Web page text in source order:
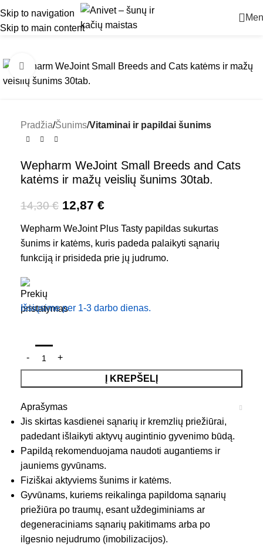
Skip to navigation
Skip to main content
Padidinti
Pradžia Šunims Vitaminai ir papildai šunims
Wepharm WeJoint Small Breeds and Cats
katėms ir mažų veislių šunims 30tab.
14,30€ 12,87 €
Wepharm WeJoint Plus Tasty papildas sukurtas
šunims ir katėms, kuris padeda palaikyti sąnarių
funkciją ir prisideda prie jų judrumo.
Išsiųsime per 1-3 darbo dienas.
Į KREPŠELĮ
Aprašymas
Jis skirtas kasdienei sąnarių ir kremzlių priežiūrai,
padedant išlaikyti aktyvų augintinio gyvenimo būdą.
Papildą rekomenduojama naudoti augantiems ir
jauniems gyvūnams.
Fiziškai aktyviems šunims ir katėms.
Gyvūnams, kuriems reikalinga papildoma sąnarių
priežiūra po traumų, esant uždegiminiams ar
degeneraciniams sąnarių pakitimams arba po
ilgesnio nejudrumo (imobilizacijos).